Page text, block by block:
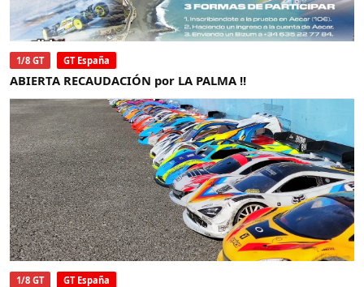
1/8 GT GT España
ABIERTA RECAUDACIÓN por LA PALMA !!
1/8 GT GT España